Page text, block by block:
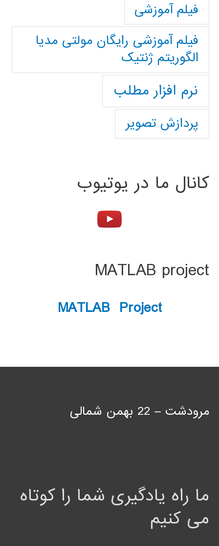
فیلم آموزشی
فیلم آموزشی رایگان مولتی مدیا
الگوریتم ژنتیک
نرم افزار مطلب
پردازش تصویر
کانال ما در یوتیوب
MATLAB project
MATLAB Project
مرودشت – 22 بهمن شمالی
ما راه یادگیری شما را کوتاه
می کنیم